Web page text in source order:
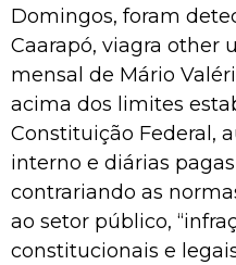
Domingos, foram
Caarapó, viagra other
mensal de Mário
acima dos limites
Constituição Federal,
interno e diárias
contrariando as
ao setor público,
constitucionais e